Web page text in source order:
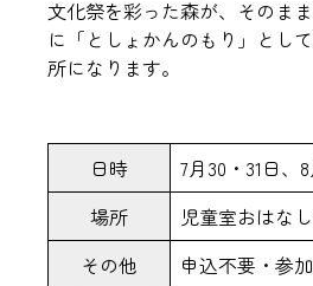
文化祭を彩った森が、そのま
に「としょかんのもり」とし
所になります。
日時
7月30・31日、
場所
児童室おはな
その他
申込不要・参